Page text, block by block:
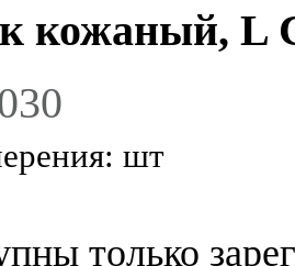
кожаный, L
шт
только